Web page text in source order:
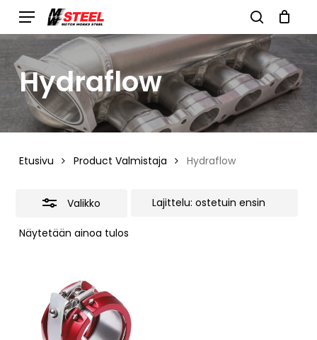
Skip
to
main
content
Menu search
Cart Close
Cart
Hydraflow
Etusivu Product Valmistaja Hydraflow
Valikko
Näytetään ainoa tulos
Close
Filters